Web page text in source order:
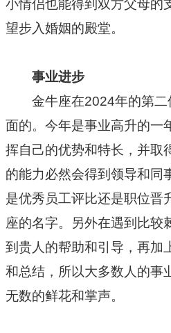
小情侣也能得到双方父母的
望步入婚姻的殿堂。
事业进步
金牛座在2024年的第二
面的。今年是事业高升的一
挥自己的优势和特长，并取
的能力必然会得到领导和同
是优秀员工评比还是职位晋
座的名字。另外在遇到比较
到贵人的帮助和引导，再加
和总结，所以大多数人的事
无数的鲜花和掌声。